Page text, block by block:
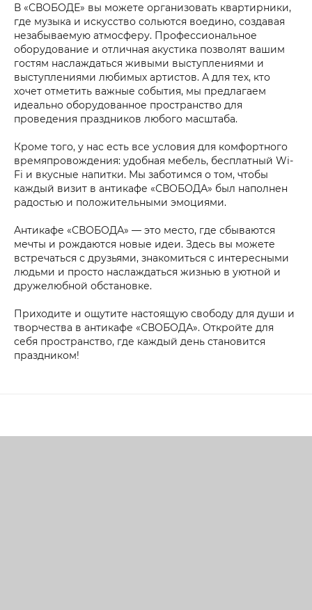
В «СВОБОДЕ» вы можете организовать квартирники,
где музыка и искусство сольются воедино, создавая
незабываемую атмосферу. Профессиональное
оборудование и отличная акустика позволят вашим
гостям наслаждаться живыми выступлениями и
выступлениями любимых артистов. А для тех, кто
хочет отметить важные события, мы предлагаем
идеально оборудованное пространство для
проведения праздников любого масштаба.
Кроме того, у нас есть все условия для комфортного
времяпровождения: удобная мебель, бесплатный Wi-
Fi и вкусные напитки. Мы заботимся о том, чтобы
каждый визит в антикафе «СВОБОДА» был наполнен
радостью и положительными эмоциями.
Антикафе «СВОБОДА» — это место, где сбываются
мечты и рождаются новые идеи. Здесь вы можете
встречаться с друзьями, знакомиться с интересными
людьми и просто наслаждаться жизнью в уютной и
дружелюбной обстановке.
Приходите и ощутите настоящую свободу для души и
творчества в антикафе «СВОБОДА». Откройте для
себя пространство, где каждый день становится
праздником!